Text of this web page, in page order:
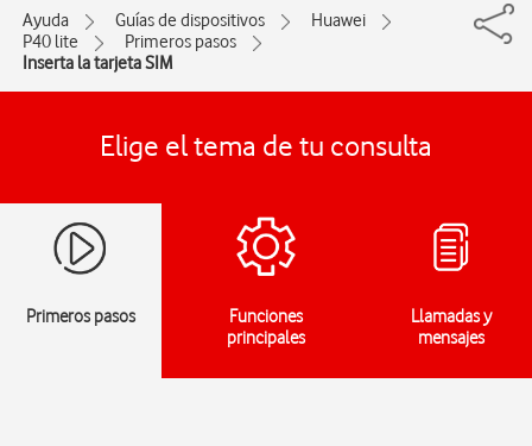
Ayuda Guías de dispositivos
Huawei
P40 lite
Primeros pasos
Inserta la tarjeta SIM
Elige el tema de tu consulta
Primeros pasos
Funciones
principales
Llamadas y
mensajes